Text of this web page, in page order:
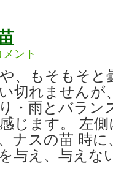
メント
、もそもそと
切れませんが
・雨とバラン
じます。 左
ナスの苗 時
与え、与えな